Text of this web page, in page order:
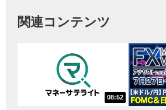
関連コンテンツ
08:52